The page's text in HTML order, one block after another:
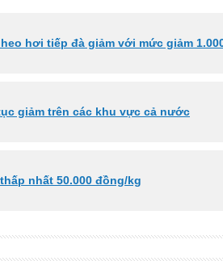
hơi tiếp đà giảm với mức giảm
giảm trên các khu vực cả nước
nhất 50.000 đồng/kg